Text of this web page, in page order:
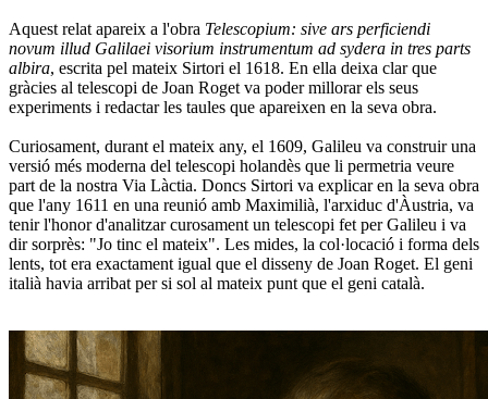
Aquest relat apareix a l'obra Telescopium: sive ars perficiendi
novum illud Galilaei visorium instrumentum ad sydera in tres parts
albira, escrita pel mateix Sirtori el 1618. En ella deixa clar que
gràcies al telescopi de Joan Roget va poder millorar els seus
experiments i redactar les taules que apareixen en la seva obra.
Curiosament, durant el mateix any, el 1609, Galileu va construir una
versió més moderna del telescopi holandès que li permetria veure
part de la nostra Via Làctia. Doncs Sirtori va explicar en la seva obra
que l'any 1611 en una reunió amb Maximilià, l'arxiduc d'Àustria, va
tenir l'honor d'analitzar curosament un telescopi fet per Galileu i va
dir sorprès: "Jo tinc el mateix". Les mides, la col·locació i forma dels
lents, tot era exactament igual que el disseny de Joan Roget. El geni
italià havia arribat per si sol al mateix punt que el geni català.